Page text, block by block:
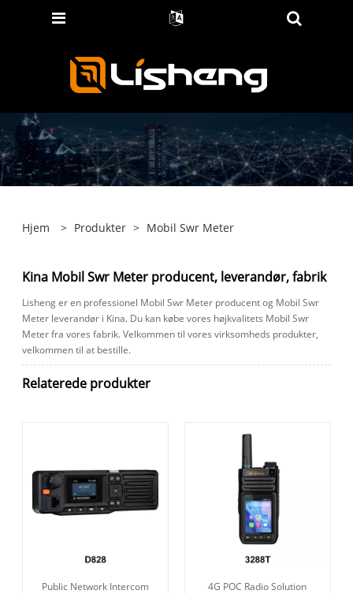
Hjem > Produkter > Mobil Swr Meter
Kina Mobil Swr Meter producent, leverandør, fabrik
Lisheng er en professionel Mobil Swr Meter producent og Mobil Swr
Meter leverandør i Kina. Du kan købe vores højkvalitets Mobil Swr
Meter fra vores fabrik. Velkommen til vores virksomheds produkter,
velkommen til at bestille.
Relaterede produkter
Public Network Intercom 4G POC Radio Solution